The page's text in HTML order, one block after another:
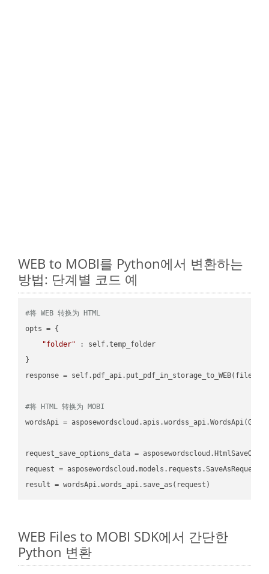
WEB to MOBI를 Python에서 변환하는
방법: 단계별 코드 예
#将 WEB 转换为 HTML
opts = {
"folder" : self.temp_folder
}
response =
#将 HTML 转换为 MOBI
wordsApi =
request_save_options_data =
request =
WEB Files to MOBI SDK에서 간단한
Python 변환